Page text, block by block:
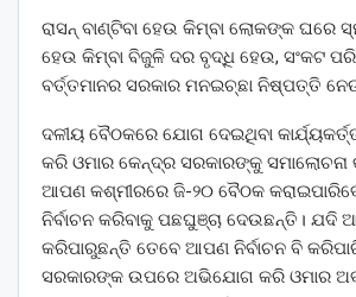
ରାସନ୍‌ ବାଣ୍ଟିବା ହେଉ କିମ୍ବା ଲୋକଙ୍କ ଘରେ
ହେଉ କିମ୍ବା ବିଜୁଳି ଦର ବୃଦ୍ଧି ହେଉ, ସଂକଟ
ବର୍ତ୍ତମାନର ସରକାର ମନଇଚ୍ଛା ନିଷ୍ପତ୍ତି
ଦଳୀୟ ବୈଠକରେ ଯୋଗ ଦେଇଥିବା
କରି ଓମାର କେନ୍ଦ୍ର ସରକାରଙ୍କୁ
ଆପଣ କଶ୍ମୀରରେ ଜି-୨୦ ବୈଠକ
ନିର୍ବାଚନ କରିବାକୁ ପଛଘୁଞ୍ଚା ଦେଉଛନ୍ତି।
କରିପାରୁଛନ୍ତି ତେବେ ଆପଣ ନିର୍ବାଚନ ବି
ସରକାରଙ୍କ ଉପରେ ଅଭିଯୋଗ କରି ଓମାର